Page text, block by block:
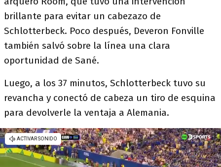
brillante para evitar un cabezazo de
Schlotterbeck. Poco después, Deveron Fonville
también salvó sobre la línea una clara
oportunidad de Sané.
Luego, a los 37 minutos, Schlotterbeck tuvo su
revancha y conectó de cabeza un tiro de esquina
para devolverle la ventaja a Alemania.